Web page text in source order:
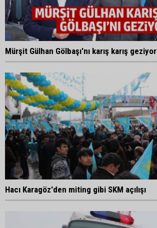
Mürşit Gülhan Gölbaşı'nı karış karış geziyor
Hacı Karagöz'den miting gibi SKM açılışı